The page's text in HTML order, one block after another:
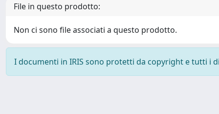
File in questo prodotto:
Non ci sono file associati a questo prodotto.
I documenti in IRIS sono protetti da copyright e tutti i